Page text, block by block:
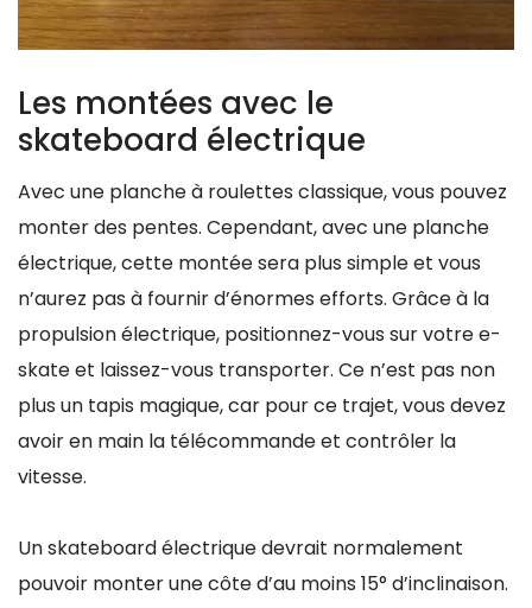
Les montées avec le
skateboard électrique
Avec une planche à roulettes classique, vous pouvez
monter des pentes. Cependant, avec une planche
électrique, cette montée sera plus simple et vous
n’aurez pas à fournir d’énormes efforts. Grâce à la
propulsion électrique, positionnez-vous sur votre e-
skate et laissez-vous transporter. Ce n’est pas non
plus un tapis magique, car pour ce trajet, vous devez
avoir en main la télécommande et contrôler la
vitesse.
Un skateboard électrique devrait normalement
pouvoir monter une côte d’au moins 15° d’inclinaison.